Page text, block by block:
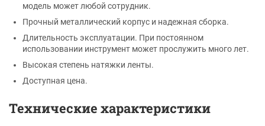
модель может любой сотрудник.
Прочный металлический корпус и надежная сборка.
Длительность эксплуатации. При постоянном
использовании инструмент может прослужить много лет.
Высокая степень натяжки ленты.
Доступная цена.
Технические характеристики